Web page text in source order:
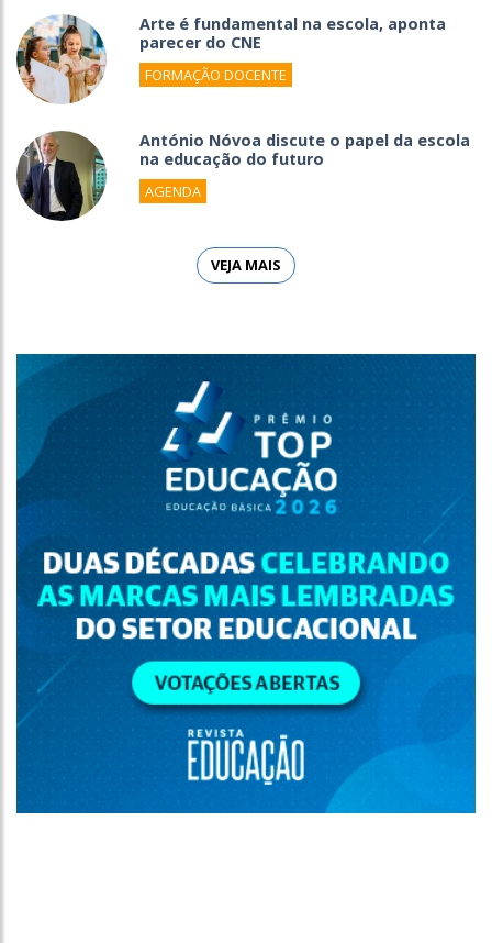
Arte é fundamental na escola, aponta
parecer do CNE
FORMAÇÃO DOCENTE
António Nóvoa discute o papel da escola
na educação do futuro
AGENDA
VEJA MAIS